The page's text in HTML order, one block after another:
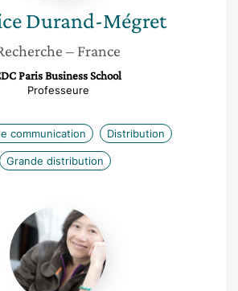
Durand-Mégret
– France
Paris Business School
Professeure
communication Distribution
Grande distribution
Thanh
Nghiem